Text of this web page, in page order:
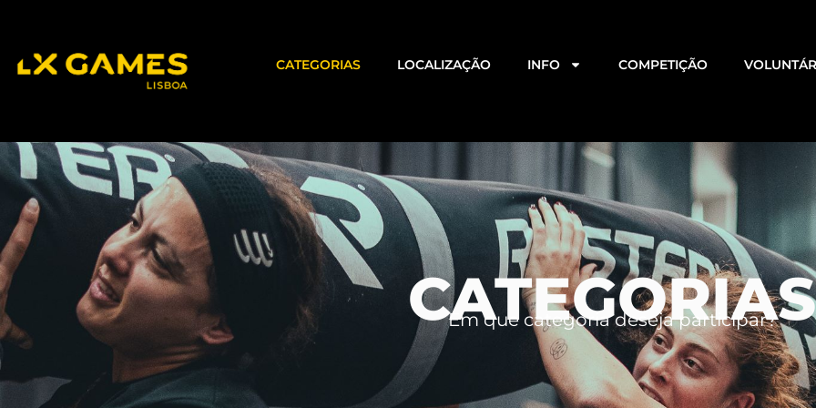
CATEGORIAS LOCALIZAÇÃO INFO COMPETIÇÃO
CATEGORIAS
Em que categoria deseja participar?